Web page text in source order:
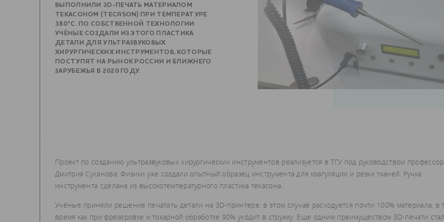
ВЫПОЛНИЛИ 3D-ПЕЧАТЬ МАТЕРИАЛОМ
ТЕКАСОНОМ (TECASON) ПРИ ТЕМПЕРАТУРЕ
380°C. ПО СОБСТВЕННОЙ ТЕХНОЛОГИИ
УЧЁНЫЕ СОЗДАЛИ ИЗ ЭТОГО ПЛАСТИКА
ДЕТАЛИ ДЛЯ УЛЬТРАЗВУКОВЫХ
ХИРУРГИЧЕСКИХ ИНСТРУМЕНТОВ, КОТОРЫЕ
ПОСТУПЯТ НА РЫНОК РОССИИ И БЛИЖНЕГО
ЗАРУБЕЖЬЯ В 2020 ГОДУ.
Проект по созданию ультразвуковых хирургических инструментов реализуется в ТГУ под руководством
Дмитрия Суханова. Физики уже создали опытный образец инструмента для коагуляции и резки тканей. Ручка
инструмента сделана из высокотемпературного пластика текасона.
Учёные приняли решение печатать детали на 3D-принтере: в этом случае расходуется почти 100% материала, в
время как при фрезеровке и токарной обработке 90% уходит в стружку. Еще одним преимуществом 3D-печати